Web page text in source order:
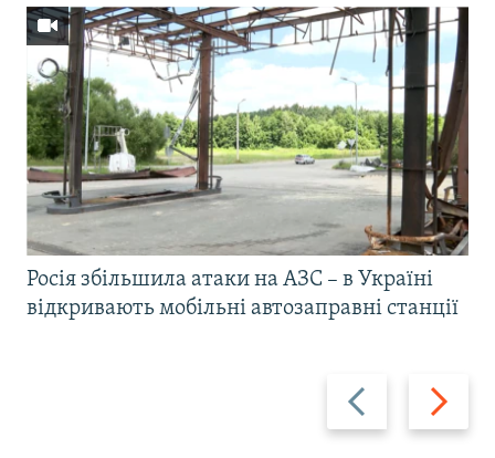
Назад Вперед
Росія збільшила атаки на АЗС – в Україні
відкривають мобільні автозаправні станції